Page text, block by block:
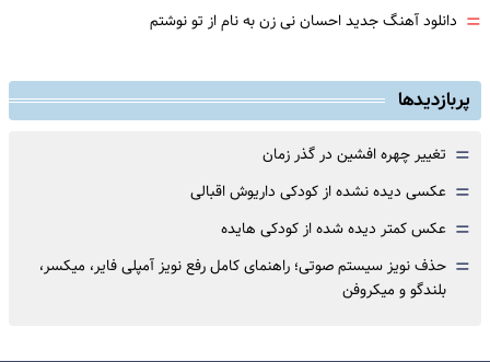
= دانلود آهنگ جدید احسان نی زن به نام از تو نوشتم
پربازدیدها
= تغییر چهره افشین در گذر زمان
= عکسی دیده نشده از کودکی داریوش اقبالی
= عکس کمتر دیده شده از کودکی هایده
= حذف نویز سیستم صوتی؛ راهنمای کامل رفع نویز آمپلی فایر، میکسر،
بلندگو و میکروفن